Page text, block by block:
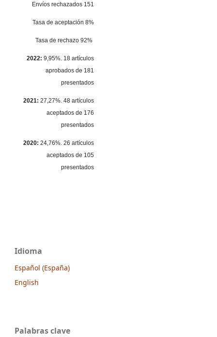
Envíos rechazados 151
Tasa de aceptación 8%
Tasa de rechazo 92%
2022: 9,95%. 18 artículos
aprobados de 181
presentados
2021: 27,27%. 48 artículos
aceptados de 176
presentados
2020: 24,76%. 26 artículos
aceptados de 105
presentados
Idioma
Español (España)
English
Palabras clave